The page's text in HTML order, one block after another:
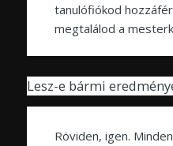
tanulófiókod
megtalálod a
Lesz-e bármi
Röviden, igen.